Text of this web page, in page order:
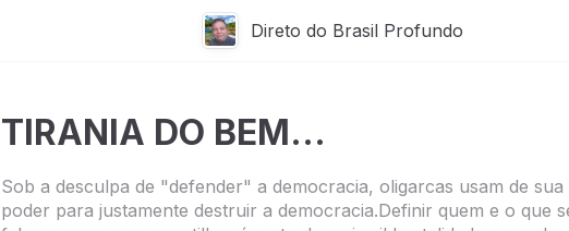
Direto do Brasil Profundo
TIRANIA DO BEM...
Sob a desculpa de "defender" a democracia, oligarcas usam de
poder para justamente destruir a democracia.Definir quem e o que